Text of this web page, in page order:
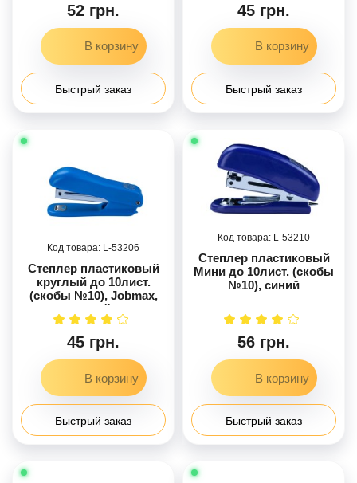
52 грн.
Быстрый заказ
45 грн.
Быстрый заказ
53206
Степлер пластиковый
круглый до 10лист.
(скобы №10), Jobmax,
синий
45 грн.
Быстрый заказ
53210
Степлер пластиковый
Мини до 10лист. (скобы
№10), синий
56 грн.
Быстрый заказ